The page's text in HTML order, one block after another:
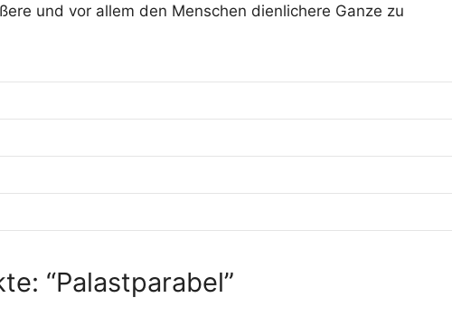
und vor allem den Menschen dienlichere Ganze zu
“Palastparabel”